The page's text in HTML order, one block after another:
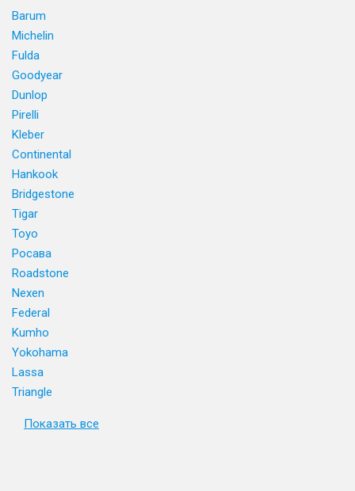
Barum
Michelin
Fulda
Goodyear
Dunlop
Pirelli
Kleber
Continental
Hankook
Bridgestone
Tigar
Toyo
Росава
Roadstone
Nexen
Federal
Kumho
Yokohama
Lassa
Triangle
Показать все